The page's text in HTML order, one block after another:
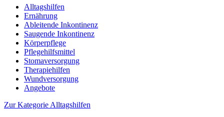
Alltagshilfen
Ernährung
Ableitende Inkontinenz
Saugende Inkontinenz
Körperpflege
Pflegehilfsmittel
Stomaversorgung
Therapiehilfen
Wundversorgung
Angebote
Zur Kategorie Alltagshilfen